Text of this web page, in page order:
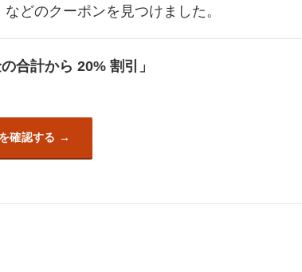
どのクーポンを見つけました。
の合計から 20% 割引」
確認する